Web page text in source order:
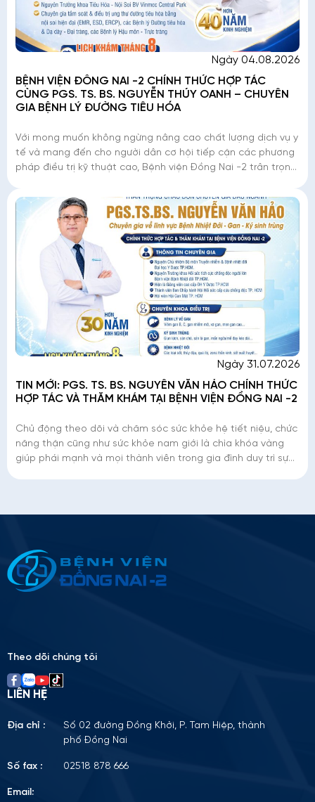
Ngày 04.08.2026
BỆNH VIỆN ĐỒNG NAI -2 CHÍNH THỨC HỢP TÁC
CÙNG PGS. TS. BS. NGUYỄN THÚY OANH – CHUYÊN
GIA BỆNH LÝ ĐƯỜNG TIÊU HÓA
Với mong muốn không ngừng nâng cao chất lượng dịch vụ y
tế và mang đến cho người dân cơ hội tiếp cận các phương
pháp điều trị kỹ thuật cao, Bệnh viện Đồng Nai -2 trân trọng
Ngày 31.07.2026
TIN MỚI: PGS. TS. BS. NGUYỄN VĂN HẢO CHÍNH THỨC
HỢP TÁC VÀ THĂM KHÁM TẠI BỆNH VIỆN ĐỒNG NAI -2
Chủ động theo dõi và chăm sóc sức khỏe hệ tiết niệu, chức
năng thận cũng như sức khỏe nam giới là chìa khóa vàng
giúp phái mạnh và mọi thành viên trong gia đình duy trì sự
Please
Theo dõi chúng tôi
LIÊN HỆ
Địa chỉ :
Số 02 đường Đồng Khởi, P. Tam Hiệp, thành
phố Đồng Nai
Số fax : 02518 878 666
Email: